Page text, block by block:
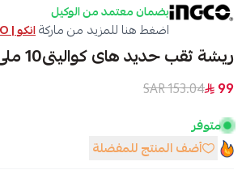
بضمان معتمد من الوكيل
اضغط هنا للمزيد من ماركةانكو | INGCO
ريشة ثقب حديد هاى كواليتى10 ملى بالحبة
99
153.04 SAR
متوفر
أضف المنتج للمفضلة